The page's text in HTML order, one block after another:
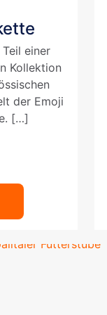
einer
Kollektion
der Emoji
[…]